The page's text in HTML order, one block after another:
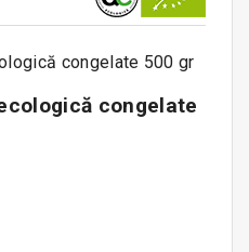
congelate